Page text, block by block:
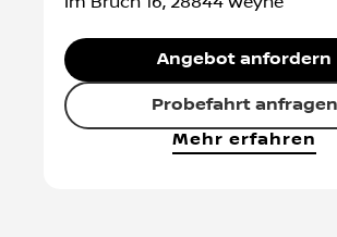
Angebot anfordern
Probefahrt anfragen
Mehr erfahren